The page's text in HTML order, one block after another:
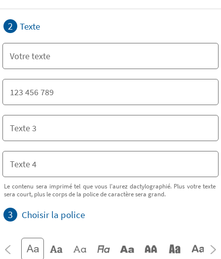
2 Texte
Le contenu sera imprimé tel que vous l'aurez dactylographié. Plus votre texte
sera court, plus le corps de la police de caractère sera grand.
3 Choisir la police